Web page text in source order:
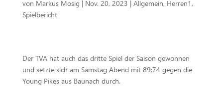
von Markus Mosig | Nov. 20, 2023 | Allgemein, Herren1,
Spielbericht
Der TVA hat auch das dritte Spiel der Saison gewonnen
und setzte sich am Samstag Abend mit 89:74 gegen die
Young Pikes aus Baunach durch.